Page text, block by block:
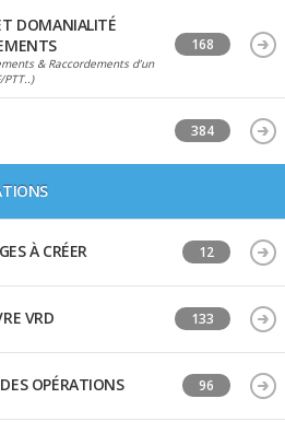
DOMANIALITÉ
& Raccordements d’un
168
384
À CRÉER 12
VRD 133
OPÉRATIONS 96